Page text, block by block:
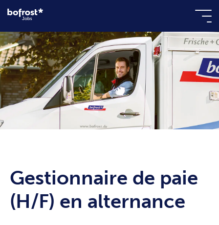
Gestionnaire de paie
(H/F) en alternance